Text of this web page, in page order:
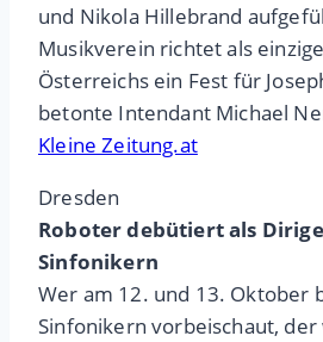
und Nikola Hillebrand
Musikverein richtet als
Österreichs ein Fest für
betonte Intendant Michael
Kleine Zeitung.at
Dresden
Roboter debütiert als
Sinfonikern
Wer am 12. und 13. Oktober
Sinfonikern vorbeischaut, der